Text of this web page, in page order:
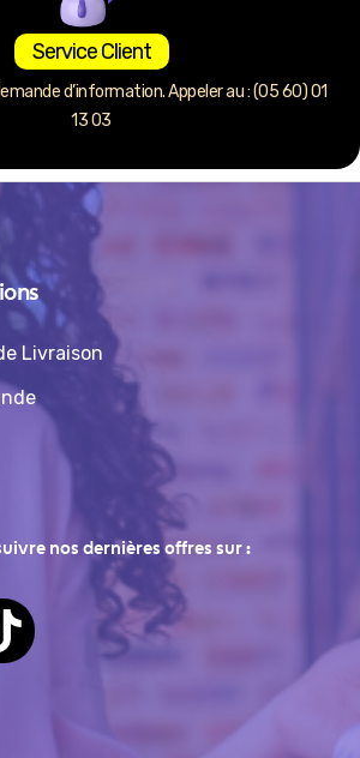
Service Client
d’information. Appeler au : (05 60) 01
13 03
Livraison
nos dernières offres sur :